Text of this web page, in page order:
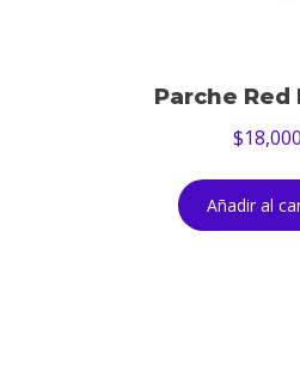
Parche Red
$18,000
Añadir al